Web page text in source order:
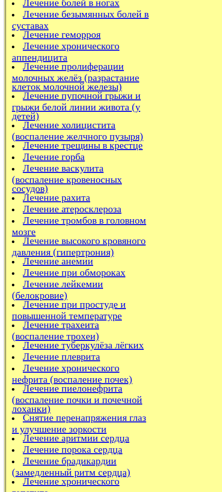
Лечение болей в ногах
Лечение безымянных болей в
суставах
Лечение геморроя
Лечение хронического
аппендицита
Лечение пролиферации
молочных желёз (разрастание
клеток молочной железы)
Лечение пупочной грыжи и
грыжи белой линии живота (у
детей)
Лечение холицистита
(воспаление желчного пузыря)
Лечение трещины в крестце
Лечение горба
Лечение васкулита
(воспаление кровеносных
сосудов)
Лечение рахита
Лечение атеросклероза
Лечение тромбов в головном
мозге
Лечение высокого кровяного
давления (гипертрония)
Лечение анемии
Лечение при обмороках
Лечение лейкемии
(белокровие)
Лечение при простуде и
повышенной температуре
Лечение трахеита
(воспаление трохеи)
Лечение туберкулёза лёгких
Лечение плеврита
Лечение хронического
нефрита (воспаление почек)
Лечение пиелонефрита
(воспаление почки и почечной
лоханки)
Снятие перенапряжения глаз
и улучшение зоркости
Лечение аритмии сердца
Лечение порока сердца
Лечение брадикардии
(замедленный ритм сердца)
Лечение хронического